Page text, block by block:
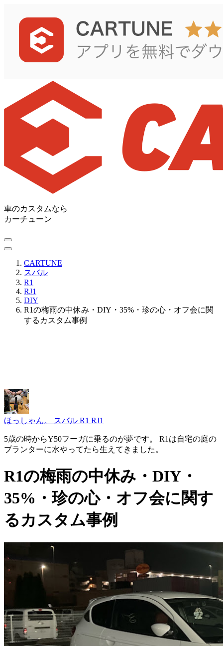
車のカスタムなら
カーチューン
CARTUNE
スバル
R1
RJ1
DIY
R1の梅雨の中休み・DIY・35%・珍の心・オフ会に関
するカスタム事例
ほっしゃん。 スバル R1 RJ1
5歳の時からY50フーガに乗るのが夢です。 R1は自宅の庭の
プランターに水やってたら生えてきました。
R1の梅雨の中休み・DIY・
35%・珍の心・オフ会に関す
るカスタム事例